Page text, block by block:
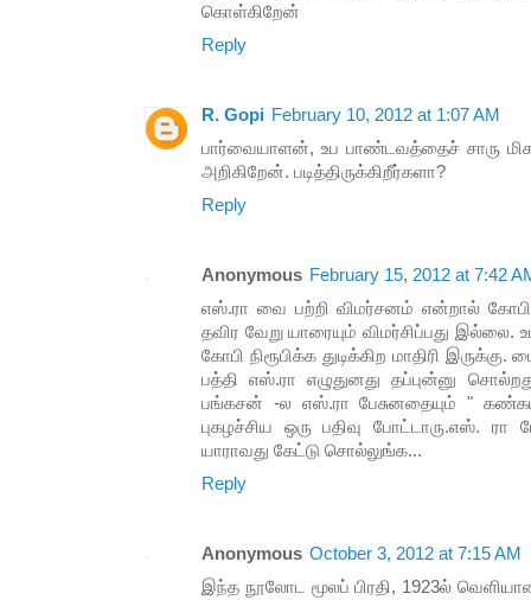
கொள்கிறேன்
Reply
R. Gopi February 10, 2012 at 1:07 AM
பார்வையாளன், உப பாண்டவத்தைச் சாரு
அறிகிறேன். படித்திருக்கிறீர்களா?
Reply
Anonymous February 15, 2012 at 7:42
எஸ்.ரா வை பற்றி விமர்சனம் என்றால் கோபி
தவிர வேறு யாரையும் விமர்சிப்பது இல்லை.
கோபி நிரூபிக்க துடிக்கிற மாதிரி
பத்தி எஸ்.ரா எழுதுனது தப்புன்னு
பங்கசன் -ல எஸ்.ரா பேசுனதையும் "
புகழச்சிய ஒரு பதிவு போட்டாரு.எஸ்.
யாராவது கேட்டு சொல்லுங்க...
Reply
Anonymous October 3, 2012 at 7:15 AM
இந்த நூலோட மூலப் பிரதி, 1923ல்